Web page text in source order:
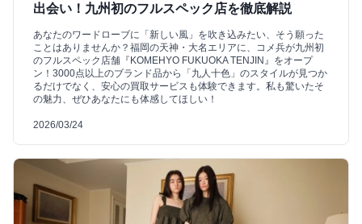
出会い！九州初のフルスペック店を徹底解説
あなたのワードローブに「新しい風」を吹き込みたい、そう願った
ことはありませんか？福岡の天神・大名エリアに、コメ兵が九州初
のフルスペック店舗『KOMEHYO FUKUOKA TENJIN』をオープ
ン！3000点以上のブランド品から「九人十色」のスタイルが見つか
るだけでなく、安心の買取サービスも体験できます。私も驚いたそ
の魅力、ぜひあなたにも体感してほしい！
2026/03/24